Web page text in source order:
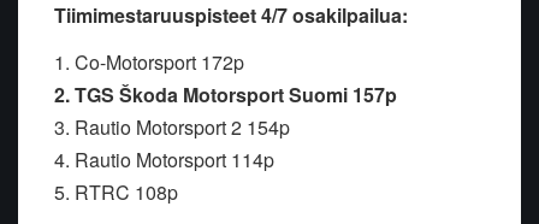
Tiimimestaruuspisteet 4/7 osakilpailua:
1. Co-Motorsport 172p
2. TGS Škoda Motorsport Suomi 157p
3. Rautio Motorsport 2 154p
4. Rautio Motorsport 114p
5. RTRC 108p